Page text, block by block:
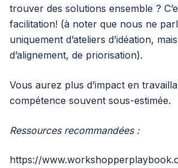
trouver des solutions ensemble ?
facilitation! (à noter que nous ne
uniquement d’ateliers d’idéation,
d’alignement, de priorisation).
Vous aurez plus d’impact en
compétence souvent sous-estimée.
Ressources recommandées :
https://